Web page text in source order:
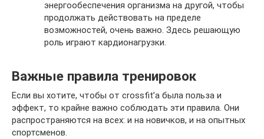
энергообеспечения организма на другой, чтобы
продолжать действовать на пределе
возможностей, очень важно. Здесь решающую
роль играют кардионагрузки.
Важные правила тренировок
Если вы хотите, чтобы от crossfit’а была польза и
эффект, то крайне важно соблюдать эти правила. Они
распространяются на всех: и на новичков, и на опытных
спортсменов.